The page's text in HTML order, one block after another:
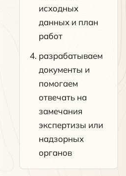
исходных
данных и план
работ
разрабатываем
документы и
помогаем
отвечать на
замечания
экспертизы или
надзорных
органов